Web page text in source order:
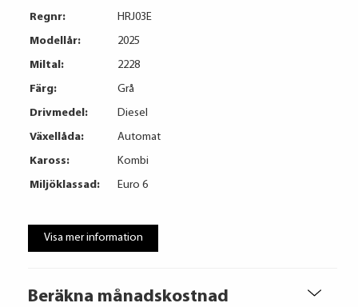
Beräkna månadskostnad
Regnr:
HRJ03E
Modellår:
2025
Miltal:
2228
Färg:
Grå
Drivmedel:
Diesel
Växellåda:
Automat
Kaross:
Kombi
Miljöklassad:
Euro 6
Visa mer information